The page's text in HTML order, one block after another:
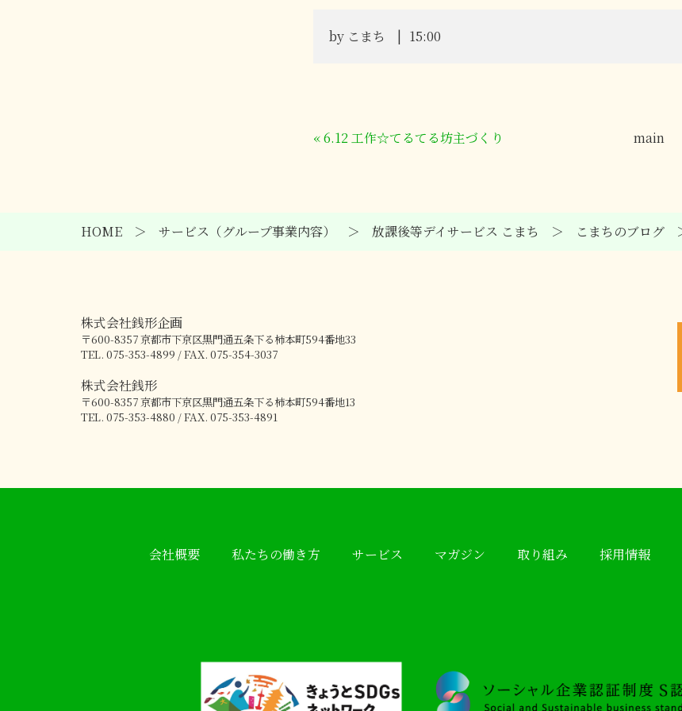
by こまち 15:00
«6.12 工作☆てるてる坊主づくり main
HOME サービス（グループ事業内容） 放課後等デイサービス こまち こまちのブログ
株式会社銭形企画
〒600-8357京都市下京区黒門通五条下る柿本町594番地33
TEL. 075-353-4899 / FAX. 075-354-3037
株式会社銭形
〒600-8357京都市下京区黒門通五条下る柿本町594番地13
TEL. 075-353-4880 / FAX. 075-353-4891
会社概要 私たちの働き方 サービス マガジン 取り組み 採用情報